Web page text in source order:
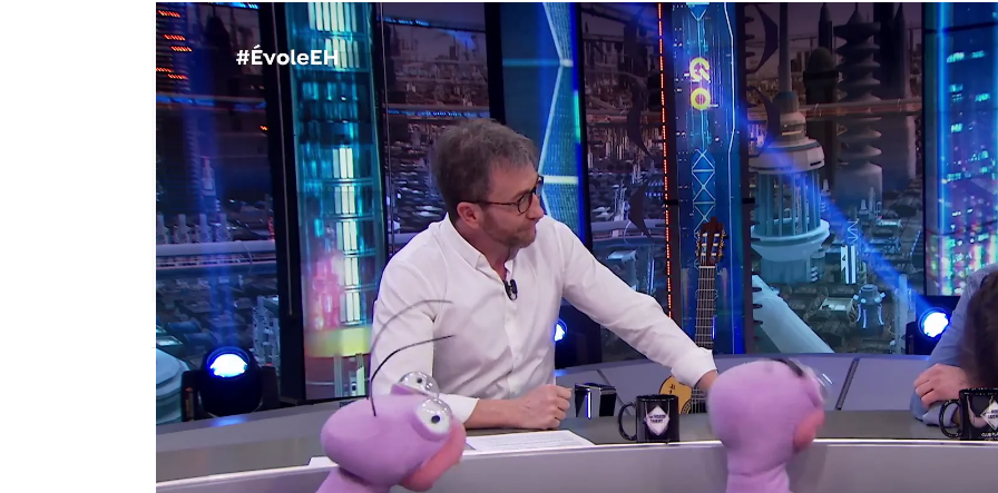
antena3.com
Madrid
Publicado:17 de febrero de 2022, 23:32
WhatsappFacebook
Jordi Évole ha acudido al plató de 'El Hormiguero 3.0' para